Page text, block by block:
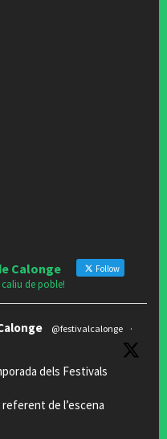
Calonge Follow
de poble!
@festivalcalonge
·
dels Festivals
de l’escena